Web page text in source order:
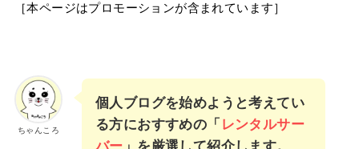
［本ページはプロモーションが含まれています］
ちゃんころ
個人ブログを始めようと考えてい
る方におすすめの「 レンタルサー
バー 」を厳選して紹介します。